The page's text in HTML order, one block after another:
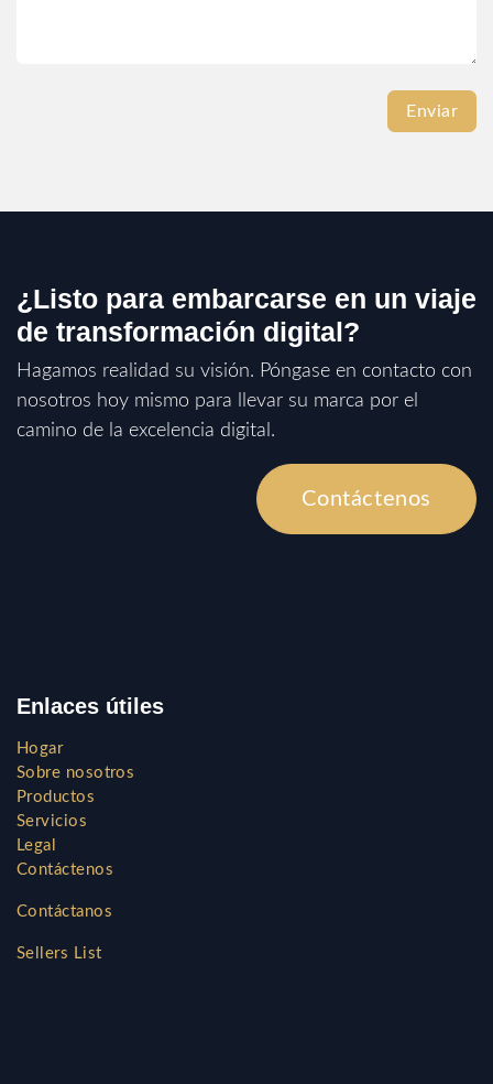
Enviar
¿Listo para embarcarse en un viaje
de transformación digital?
Hagamos realidad su visión. Póngase en contacto con
nosotros hoy mismo para llevar su marca por el
camino de la excelencia digital.
Contáctenos
Enlaces útiles
Hogar
Sobre nosotros
Productos
Servicios
Legal
Contáctenos
Contáctanos
Sellers List